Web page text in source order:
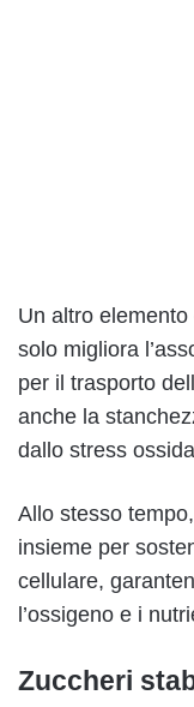
Un altro
solo migliora
per il trasporto
anche la
dallo stress
Allo stesso
insieme per
cellulare,
l’ossigeno e i
Zuccheri